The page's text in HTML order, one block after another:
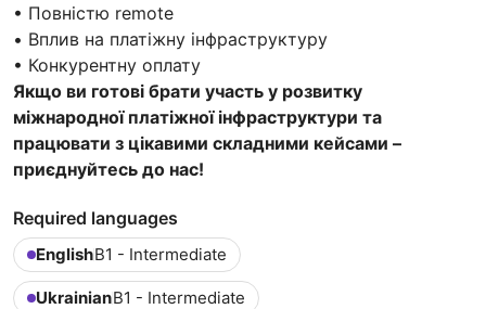
• Повністю remote
• Вплив на платіжну інфраструктуру
• Конкурентну оплату
Якщо ви готові брати участь у розвитку
міжнародної платіжної інфраструктури та
працювати з цікавими складними кейсами –
приєднуйтесь до нас!
Required languages
EnglishB1 - Intermediate
UkrainianB1 - Intermediate